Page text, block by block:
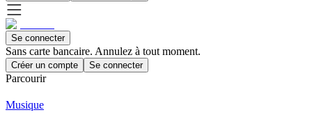
Se connecter
Sans carte bancaire. Annulez à tout moment.
Créer un compte Se connecter
Parcourir
Musique